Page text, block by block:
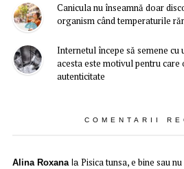
Canicula nu înseamnă doar
organism când temperaturile
Internetul începe să semene cu
acesta este motivul pentru care
autenticitate
COMENTARII
Alina Roxanala Pisica tunsa, e bine sau